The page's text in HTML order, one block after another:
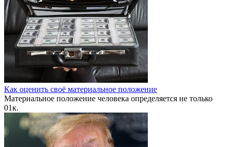
Как оценить своё материальное положение
Материальное положение человека определяется не только
01к.